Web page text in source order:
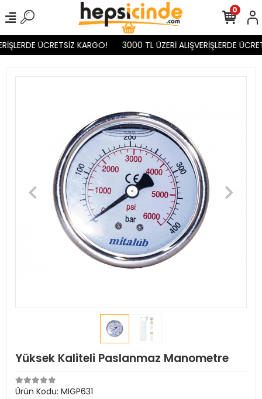
ÜCRETSİZ KARGO! 3000 TL ÜZERİ ALIŞVERİŞLERDE
0
Yüksek Kaliteli Paslanmaz Manometre
Ürün Kodu: MIGP631